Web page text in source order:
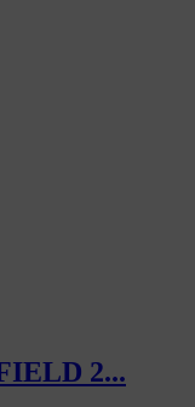
2...